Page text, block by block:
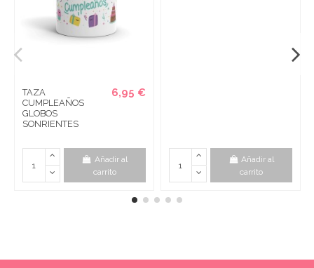
TAZA
CUMPLEAÑOS
GLOBOS
SONRIENTES
6,95 €
Añadir al
carrito
Añadir al
carrito